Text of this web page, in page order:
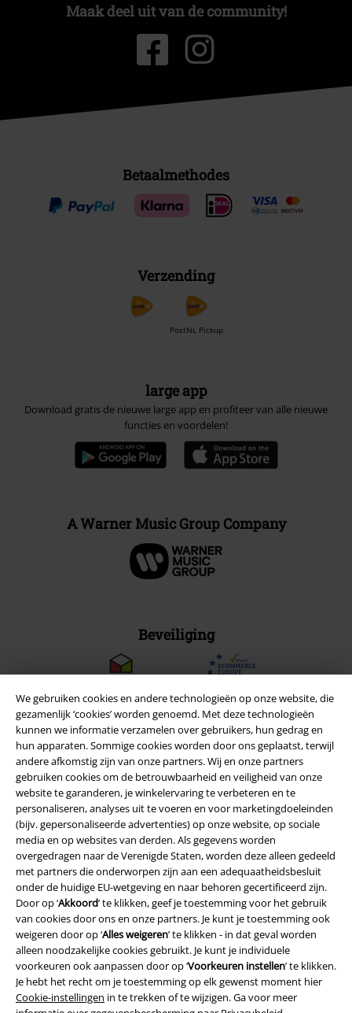
We gebruiken cookies en andere technologieën op onze website, die
gezamenlijk ‘cookies’ worden genoemd. Met deze technologieën
kunnen we informatie verzamelen over gebruikers, hun gedrag en
hun apparaten. Sommige cookies worden door ons geplaatst, terwijl
andere afkomstig zijn van onze partners. Wij en onze partners
gebruiken cookies om de betrouwbaarheid en veiligheid van onze
website te garanderen, je winkelervaring te verbeteren en te
personaliseren, analyses uit te voeren en voor marketingdoeleinden
(bijv. gepersonaliseerde advertenties) op onze website, op sociale
media en op websites van derden. Als gegevens worden
overgedragen naar de Verenigde Staten, worden deze alleen gedeeld
met partners die onderworpen zijn aan een adequaatheidsbesluit
onder de huidige EU-wetgeving en naar behoren gecertificeerd zijn.
Door op ‘Akkoord’ te klikken, geef je toestemming voor het gebruik
van cookies door ons en onze partners. Je kunt je toestemming ook
weigeren door op ‘Alles weigeren’ te klikken - in dat geval worden
alleen noodzakelijke cookies gebruikt. Je kunt je individuele
voorkeuren ook aanpassen door op ‘Voorkeuren instellen’ te klikken.
Je hebt het recht om je toestemming op elk gewenst moment hier
Cookie-instellingen in te trekken of te wijzigen. Ga voor meer
Maak deel uit van de community!
Betaalmethodes
Verzending
PostNL Pickup
large app
Download gratis de nieuwe large app en profiteer van alle nieuwe
functies en voordelen!
A Warner Music Group Company
Beveiliging
Legal
Algemene Voorwaarden
Bedrijfsgegevens
Privacyverklaring
Verklaring van conformiteit